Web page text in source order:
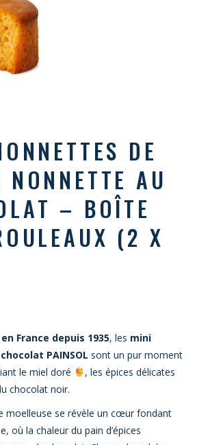
DE
NONNETTE AU
– BOÎTE
(2 X
France depuis 1935, les mini
PAINSOL sont un pur moment
le miel doré
, les épices délicates
chocolat noir.
moelleuse se révèle un cœur fondant
où la chaleur du pain d’épices